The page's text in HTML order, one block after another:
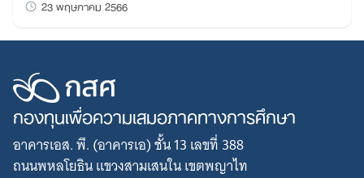
23 พฤษภาคม 2566
กองทุนเพื่อความเสมอภาคทางการศึกษา
อาคารเอส. พี. (อาคารเอ) ชั้น 13 เลขที่ 388
ถนนพหลโยธิน แขวงสามเสนใน เขตพญาไท